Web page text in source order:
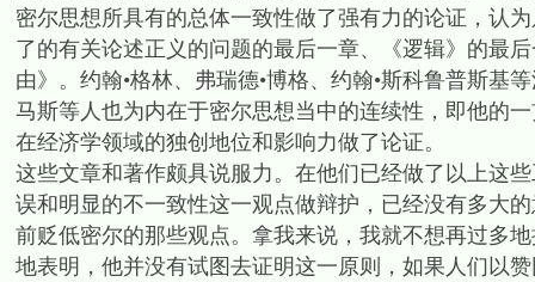
密尔思想所具有的总体一致性做了强有力的论证，认
了的有关论述正义的问题的最后一章、《逻辑》的最
由》。约翰•格林、弗瑞德•博格、约翰•斯科鲁普斯基
马斯等人也为内在于密尔思想当中的连续性，即他的
在经济学领域的独创地位和影响力做了论证。
这些文章和著作颇具说服力。在他们已经做了以上这
误和明显的不一致性这一观点做辩护，已经没有多大
前贬低密尔的那些观点。拿我来说，我就不想再过多
地表明，他并没有试图去证明这一原则，如果人们以